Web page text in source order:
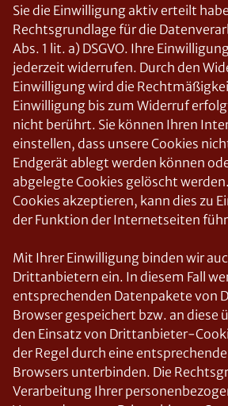
Sie die Einwilligung aktiv erteilt
Rechtsgrundlage für die
Abs. 1 lit. a) DSGVO. Ihre
jederzeit widerrufen. Durch den
Einwilligung wird die
Einwilligung bis zum Widerruf
nicht berührt. Sie können Ihren
einstellen, dass unsere Cookies
Endgerät ablegt werden können
abgelegte Cookies gelöscht
Cookies akzeptieren, kann dies zu
der Funktion der Internetseiten
Mit Ihrer Einwilligung binden wir
Drittanbietern ein. In diesem Fall
entsprechenden Datenpakete von
Browser gespeichert bzw. an diese
den Einsatz von Drittanbieter-
der Regel durch eine
Browsers unterbinden. Die
Verarbeitung Ihrer